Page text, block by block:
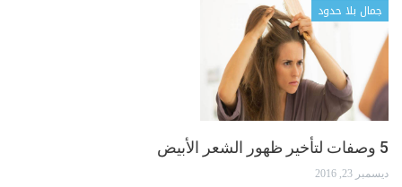
جمال بلا حدود
5 وصفات لتأخير ظهور الشعر الأبيض
ديسمبر 23, 2016